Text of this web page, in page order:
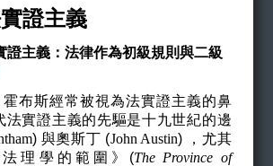
證主義
證主義：法律作為初級規則與二級
布斯經常被視為法實證主義的鼻
法實證主義的先驅是十九世紀的邊
) 與奧斯丁 (John Austin)
，尤其
理學的範圍》(The Province of